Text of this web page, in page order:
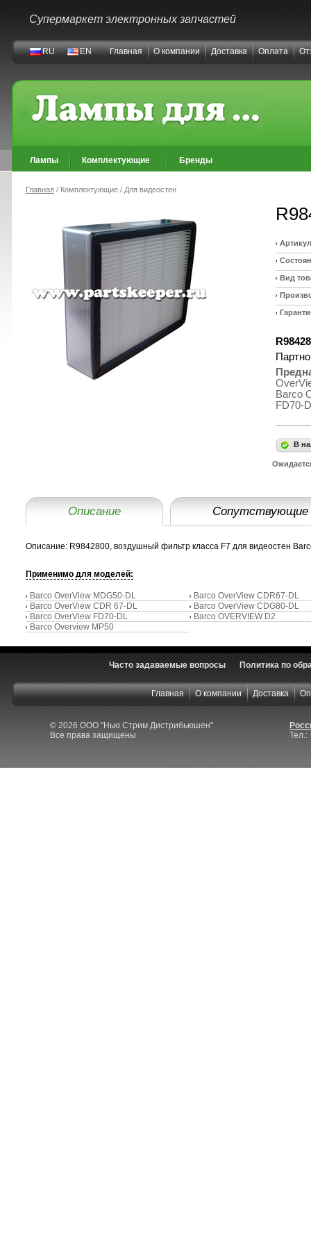
Супермаркет электронных запчастей
RU EN Главная О компании Доставка Оплата
Лампы Комплектующие Бренды
Главная / Комплектующие / Для видеостен
Вид
Barco
FD70-
В
Описание
Описание: R9842800, воздушный фильтр класса F7 для видеостен
Применимо для моделей:
Barco OverView MDG50-DL
Barco OverView CDR67-DL
Barco OverView CDR 67-DL
Barco OverView CDG80-DL
Barco OverView FD70-DL
Barco OVERVIEW D2
Barco Overview MP50
Часто задаваемые вопросы Политика по
Главная О компании Доставка
© 2026 ООО "Нью Стрим Дистрибьюшен"
Все права защищены
Тел.: